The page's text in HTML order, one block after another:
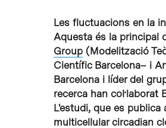
Les fluctuacions en la
Aquesta és la principal
Group (Modelització
Científic Barcelona– i
Barcelona i líder del
recerca han col·laborat
L'estudi, que es publica
multicellular circadian